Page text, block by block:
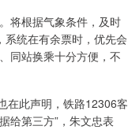
将根据气象条件，及时
统在有余票时，优先会
同站换乘十分方便，不
在此声明，铁路12306客
给第三方”，朱文忠表